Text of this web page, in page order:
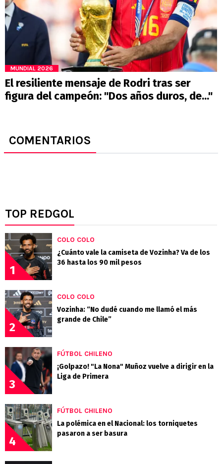
MUNDIAL 2026
El resiliente mensaje de Rodri tras ser
figura del campeón: "Dos años duros, de..."
COMENTARIOS
TOP REDGOL
1
COLO COLO
¿Cuánto vale la camiseta de Vozinha? Va de los
36 hasta los 90 mil pesos
2
COLO COLO
Vozinha: “No dudé cuando me llamó el más
grande de Chile”
3
FÚTBOL CHILENO
¡Golpazo! "La Nona" Muñoz vuelve a dirigir en la
Liga de Primera
4
FÚTBOL CHILENO
La polémica en el Nacional: los torniquetes
pasaron a ser basura